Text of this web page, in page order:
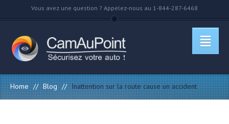
Vous avez une question ? Appelez-nous au 1-844-287-6468
Home // Blog // Inattention sur la route cause un accident